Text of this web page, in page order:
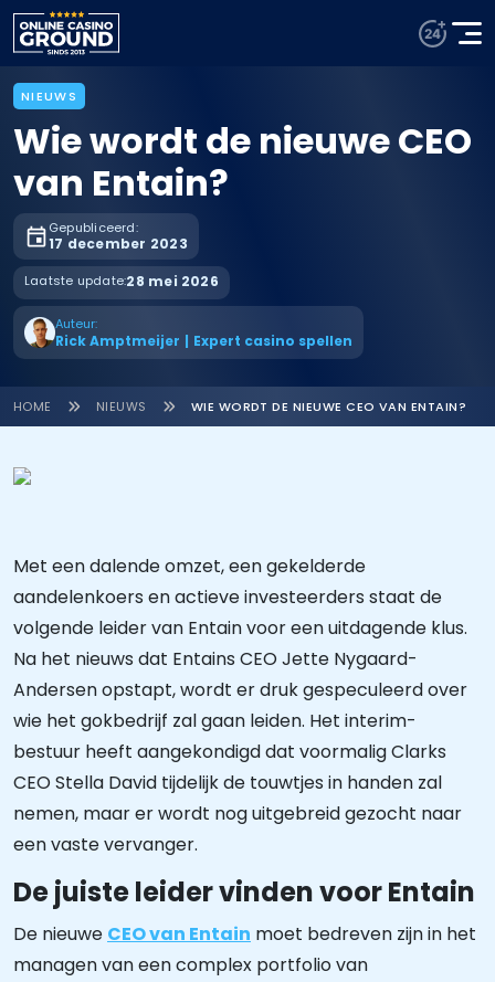
NIEUWS
Wie wordt de nieuwe CEO
van Entain?
Gepubliceerd:
17 december 2023
Laatste update:28 mei 2026
Auteur:
Rick Amptmeijer | Expert casino spellen
HOME NIEUWS WIE WORDT DE NIEUWE CEO VAN ENTAIN?
Met een dalende omzet, een gekelderde
aandelenkoers en actieve investeerders staat de
volgende leider van Entain voor een uitdagende klus.
Na het nieuws dat Entains CEO Jette Nygaard-
Andersen opstapt, wordt er druk gespeculeerd over
wie het gokbedrijf zal gaan leiden. Het interim-
bestuur heeft aangekondigd dat voormalig Clarks
CEO Stella David tijdelijk de touwtjes in handen zal
nemen, maar er wordt nog uitgebreid gezocht naar
een vaste vervanger.
De juiste leider vinden voor Entain
De nieuwe CEO van Entain moet bedreven zijn in het
managen van een complex portfolio van